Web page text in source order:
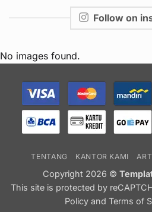
Follow on
No images found.
TENTANG KANTOR KAMI
Copyright 2026 ©
This site is protected by
Policy and Terms of